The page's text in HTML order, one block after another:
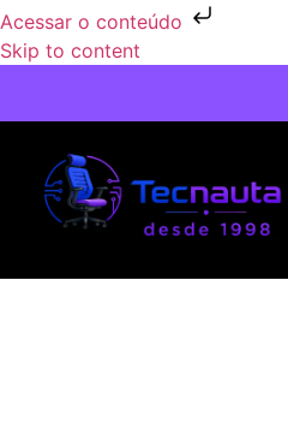
Acessar o conteúdo
Skip to content